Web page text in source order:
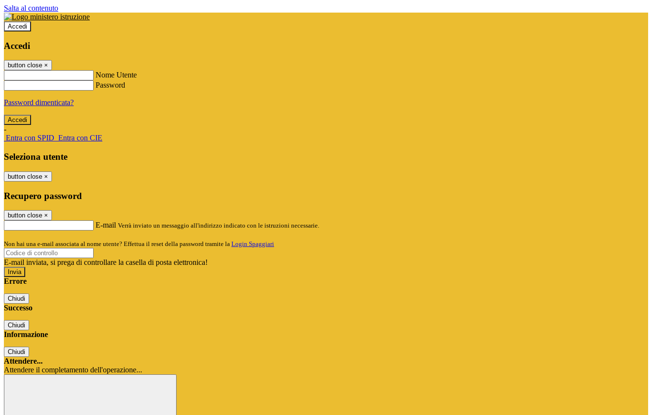
Salta al contenuto
Accedi
Accedi
button close ×
Nome Utente
Password
Password dimenticata?
-
Entra con SPID Entra con CIE
Seleziona utente
button close ×
Recupero password
button close ×
E-mail Verrà inviato un messaggio all'indirizzo indicato con le istruzioni necessarie.
Non hai una e-mail associata al nome utente? Effettua il reset della password tramite la Login Spaggiari
E-mail inviata, si prega di controllare la casella di posta elettronica!
Errore
Chiudi
Successo
Chiudi
Informazione
Chiudi
Attendere...
Attendere il completamento dell'operazione...